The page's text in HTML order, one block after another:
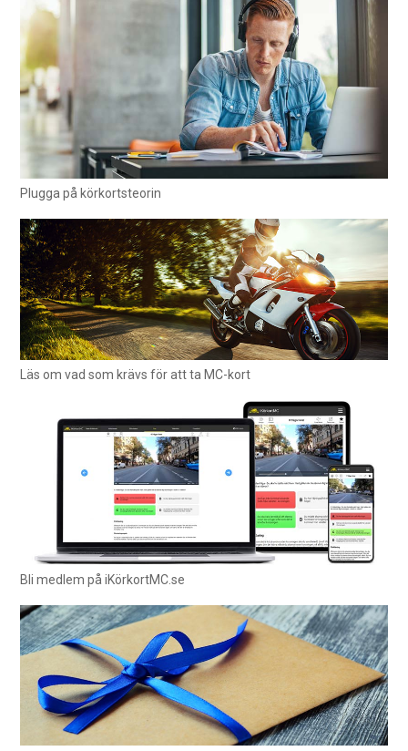
Plugga på körkortsteorin
Läs om vad som krävs för att ta MC-kort
Bli medlem på iKörkortMC.se